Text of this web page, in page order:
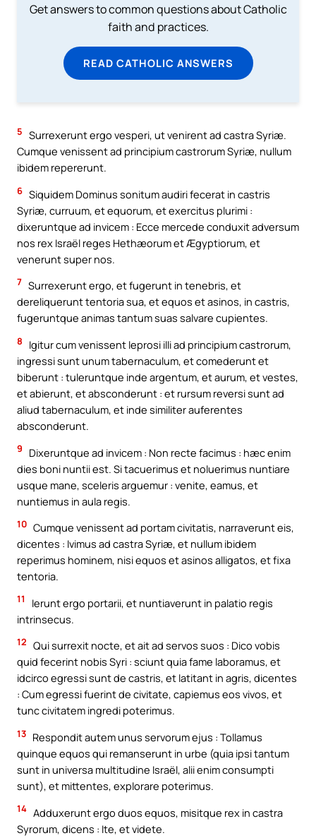
Get answers to common questions about Catholic
faith and practices.
READ CATHOLIC ANSWERS
5 Surrexerunt ergo vesperi, ut venirent ad castra Syriæ.
Cumque venissent ad principium castrorum Syriæ, nullum
ibidem repererunt.
6 Siquidem Dominus sonitum audiri fecerat in castris
Syriæ, curruum, et equorum, et exercitus plurimi :
dixeruntque ad invicem : Ecce mercede conduxit adversum
nos rex Israël reges Hethæorum et Ægyptiorum, et
venerunt super nos.
7 Surrexerunt ergo, et fugerunt in tenebris, et
dereliquerunt tentoria sua, et equos et asinos, in castris,
fugeruntque animas tantum suas salvare cupientes.
8
Igitur cum venissent leprosi illi ad principium castrorum,
ingressi sunt unum tabernaculum, et comederunt et
biberunt : tuleruntque inde argentum, et aurum, et vestes,
et abierunt, et absconderunt : et rursum reversi sunt ad
aliud tabernaculum, et inde similiter auferentes
absconderunt.
9
Dixeruntque ad invicem : Non recte facimus : hæc enim
dies boni nuntii est. Si tacuerimus et noluerimus nuntiare
usque mane, sceleris arguemur : venite, eamus, et
nuntiemus in aula regis.
10 Cumque venissent ad portam civitatis, narraverunt eis,
dicentes : Ivimus ad castra Syriæ, et nullum ibidem
reperimus hominem, nisi equos et asinos alligatos, et fixa
tentoria.
11
Ierunt ergo portarii, et nuntiaverunt in palatio regis
intrinsecus.
12 Qui surrexit nocte, et ait ad servos suos : Dico vobis
quid fecerint nobis Syri : sciunt quia fame laboramus, et
idcirco egressi sunt de castris, et latitant in agris, dicentes
: Cum egressi fuerint de civitate, capiemus eos vivos, et
tunc civitatem ingredi poterimus.
13 Respondit autem unus servorum ejus : Tollamus
quinque equos qui remanserunt in urbe (quia ipsi tantum
sunt in universa multitudine Israël, alii enim consumpti
sunt), et mittentes, explorare poterimus.
14 Adduxerunt ergo duos equos, misitque rex in castra
Syrorum, dicens : Ite, et videte.